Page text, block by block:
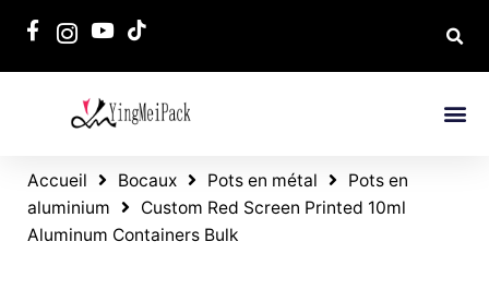
Accueil Bocaux Pots en métal
Pots en
aluminium
Custom Red Screen Printed 10ml
Aluminum Containers Bulk